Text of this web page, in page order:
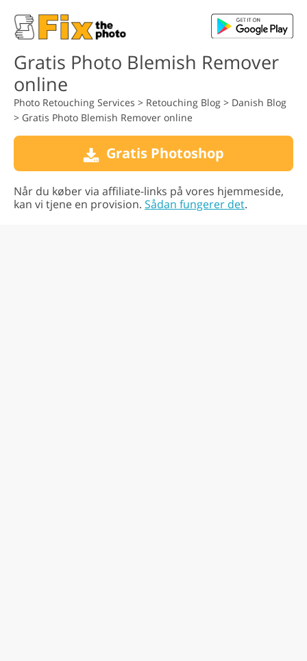
Gratis Photo Blemish Remover
online
Photo Retouching Services > Retouching Blog > Danish Blog
> Gratis Photo Blemish Remover online
Gratis Photoshop
Når du køber via affiliate-links på vores hjemmeside,
kan vi tjene en provision. Sådan fungerer det.